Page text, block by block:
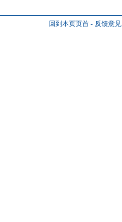
回到本页页首 - 反馈意见